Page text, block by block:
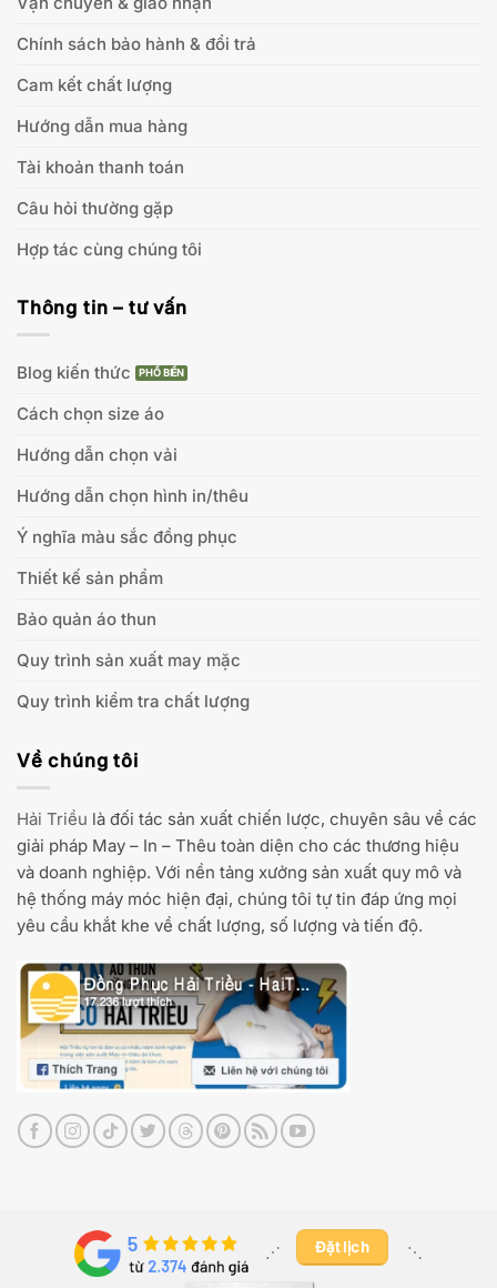
Chính sách bảo hành & đổi trả
Cam kết chất lượng
Hướng dẫn mua hàng
Tài khoản thanh toán
Câu hỏi thường gặp
Hợp tác cùng chúng tôi
Thông tin – tư vấn
Blog kiến thức
Cách chọn size áo
Hướng dẫn chọn vải
Hướng dẫn chọn hình in/thêu
Ý nghĩa màu sắc đồng phục
Thiết kế sản phẩm
Bảo quản áo thun
Quy trình sản xuất may mặc
Quy trình kiểm tra chất lượng
Về chúng tôi
Hải Triều là đối tác sản xuất chiến lược, chuyên sâu về các
giải pháp May – In – Thêu toàn diện cho các thương hiệu
và doanh nghiệp. Với nền tảng xưởng sản xuất quy mô và
hệ thống máy móc hiện đại, chúng tôi tự tin đáp ứng mọi
yêu cầu khắt khe về chất lượng, số lượng và tiến độ.
⋰ ​ Đặt lịch ⋱